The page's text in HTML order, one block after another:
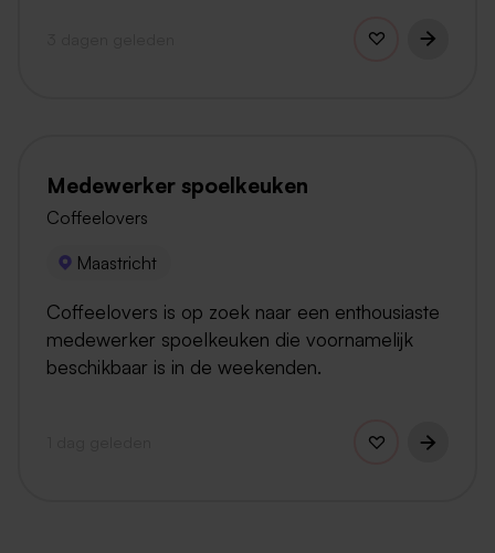
Medewerker spoelkeuken
Coffeelovers
Maastricht
Coffeelovers is op zoek naar een enthousiaste
medewerker spoelkeuken die voornamelijk
beschikbaar is in de weekenden.